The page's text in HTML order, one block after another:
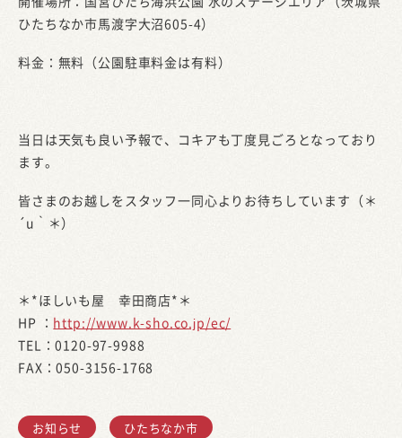
ひたちなか市馬渡字大沼605-4）
料金：無料（公園駐車料金は有料）
当日は天気も良い予報で、コキアも丁度見ごろとなっており
ます。
皆さまのお越しをスタッフ一同心よりお待ちしています（＊
´u｀＊）
＊*ほしいも屋 幸田商店*＊
HP ： http://www.k-sho.co.jp/ec/
TEL：0120-97-9988
FAX：050-3156-1768
お知らせ ひたちなか市